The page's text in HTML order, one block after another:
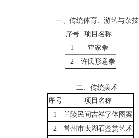
一、传统体育、游艺与杂技
序号
项目名称
1
查家拳
2
许氏形意拳
二、传统美术
序号
项目名称
1
兰陵民间吉祥字体图案
2
常州市太湖石鉴赏艺术